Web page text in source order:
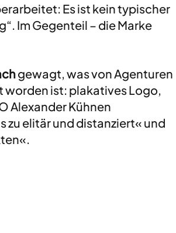
Es ist kein typischer
Im Gegenteil – die Marke
gewagt, was von Agenturen
ist: plakatives Logo,
Alexander Kühnen
zu elitär und distanziert« und